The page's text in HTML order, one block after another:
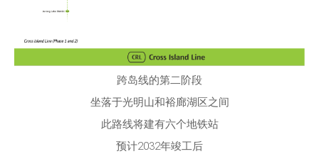
跨岛线的第二阶段
坐落于光明山和裕廊湖区之间
此路线将建有六个地铁站
预计2032年竣工后